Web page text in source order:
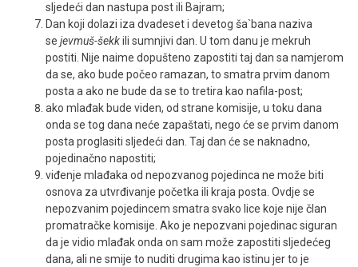
sljedeći dan nastupa post ili Bajram;
Dan koji dolazi iza dvadeset i devetog ša`bana naziva
se jevmu­š-šekkili sumnjivi dan. U tom danu je mekruh
postiti. Nije naime dopušteno zapostiti taj dan sa namjerom
da se, ako bude počeo ramazan, to smatra prvim danom
posta a ako ne bude da se to tretira kao nafila-post;
ako mlađak bude viden, od strane komisije, u toku dana
onda se tog dana neće zapaštati, nego će se prvim danom
posta proglasiti sljedeći dan. Taj dan će se naknadno,
pojedinačno napostiti;
viđenje mlađaka od nepozvanog pojedinca ne može biti
osnova za utvrđivanje početka ili kraja posta. Ovdje se
nepozvanim po­jedincem smatra svako lice koje nije član
promatračke komisije. Ako je nepozvani pojedinac siguran
da je vidio mlađak onda on sam može zapostiti sljedećeg
dana, ali ne smije to nuditi drugima kao istinu jer to je